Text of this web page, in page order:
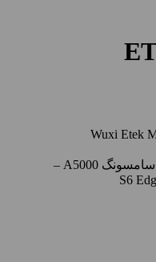
موارد استفاده : سامسونگ S6 – سامسونگ A5000 –